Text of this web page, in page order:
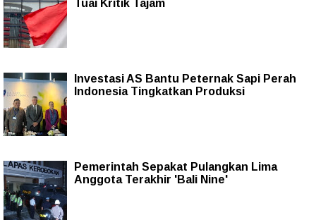
Tuai Kritik Tajam
Investasi AS Bantu Peternak Sapi Perah
Indonesia Tingkatkan Produksi
Pemerintah Sepakat Pulangkan Lima
Anggota Terakhir 'Bali Nine'